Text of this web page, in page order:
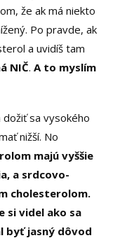
že ak má niekto
Po pravde, ak
a uvidíš tam
NIČ.A to myslím
sa vysokého
nižší. No
majú vyššie
a srdcovo-
cholesterolom.
si videl ako sa
byť jasný dôvod